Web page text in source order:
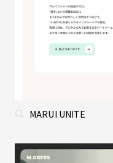
MARUI UNITE